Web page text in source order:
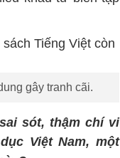
gây tranh cãi.
sót, thậm chí vi
Việt Nam, một